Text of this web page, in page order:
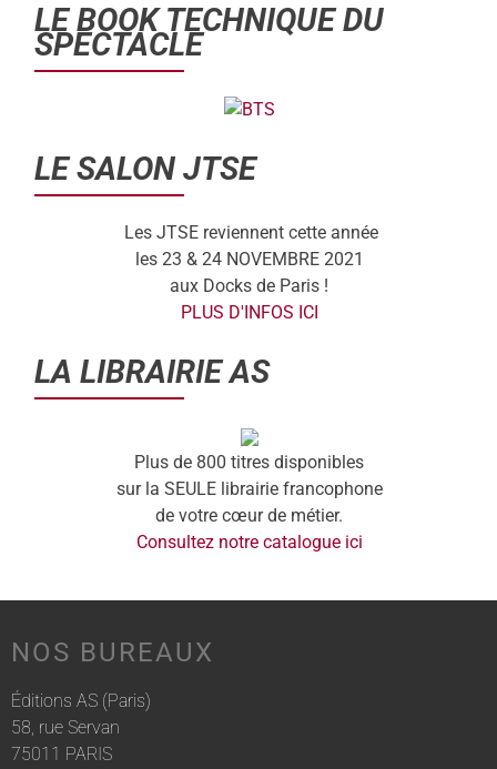
LE BOOK TECHNIQUE DU
SPECTACLE
LE SALON JTSE
Les JTSE reviennent cette année
les 23 & 24 NOVEMBRE 2021
aux Docks de Paris !
PLUS D'INFOS ICI
LA LIBRAIRIE AS
Plus de 800 titres disponibles
sur la SEULE librairie francophone
de votre cœur de métier.
Consultez notre catalogue ici
NOS BUREAUX
Éditions AS (Paris)
58, rue Servan
75011 PARIS